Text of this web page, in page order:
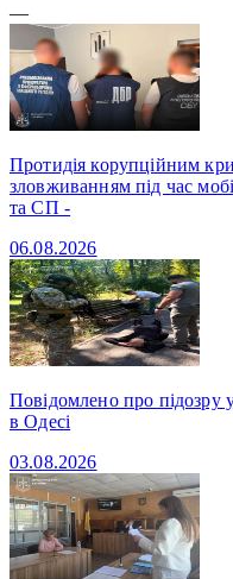
—
Протидія корупційним
зловживанням під час
та СП -
06.08.2026
Повідомлено про підозру
в Одесі
03.08.2026